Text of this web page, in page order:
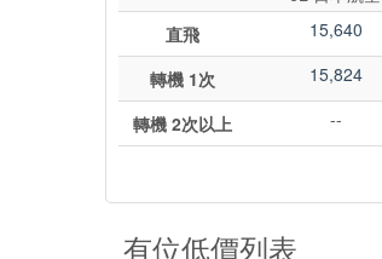
直飛
15,640
轉機 1次 15,824
轉機 2次以上 --
有位低價列表